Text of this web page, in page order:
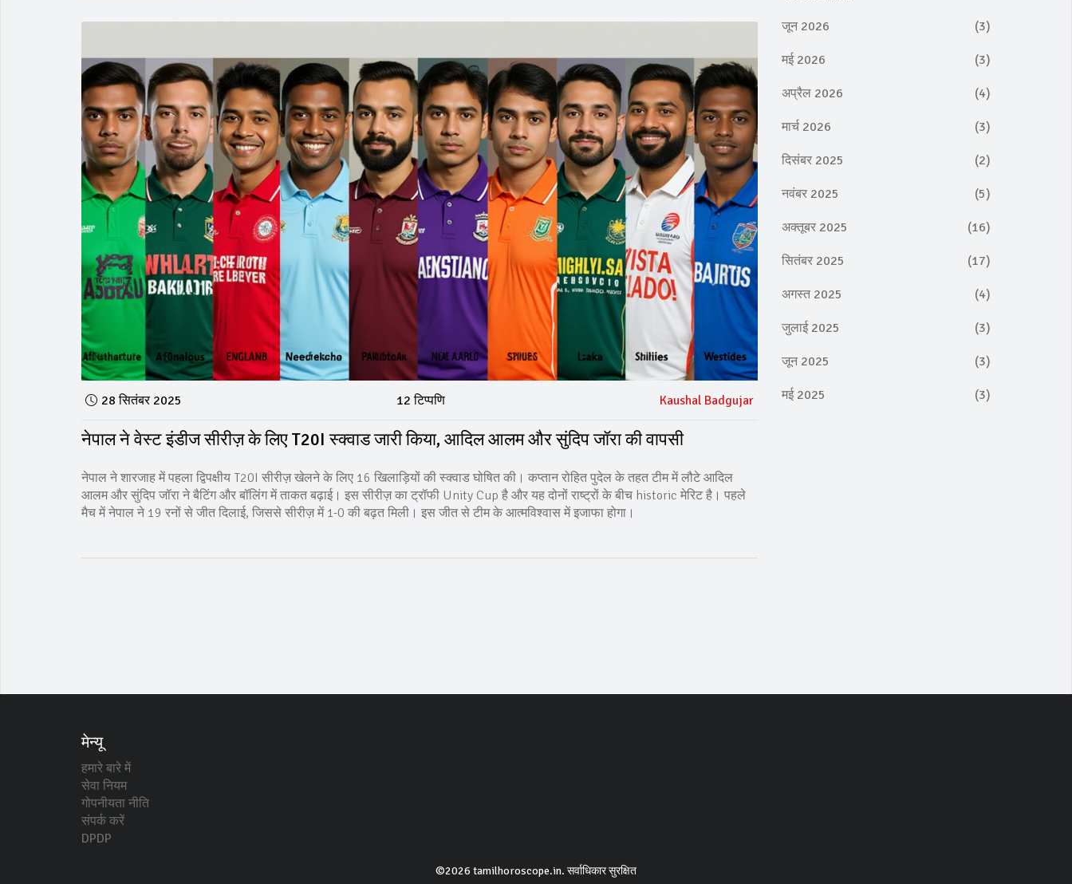
28 सितंबर 2025 12 टिप्पणि Kaushal Badgujar
नेपाल ने वेस्ट इंडीज सीरीज़ के लिए T20I स्क्वाड जारी किया, आदिल आलम और सुंदिप जॉरा की वापसी
नेपाल ने शारजाह में पहला द्विपक्षीय T20I सीरीज़ खेलने के लिए 16 खिलाड़ियों की स्क्वाड घोषित की। कप्तान रोहित पुदेल के तहत टीम में लौटे आदिल
आलम और सुंदिप जॉरा ने बैटिंग और बॉलिंग में ताकत बढ़ाई। इस सीरीज़ का ट्रॉफी Unity Cup है और यह दोनों राष्ट्रों के बीच historic मेरिट है। पहले
मैच में नेपाल ने 19 रनों से जीत दिलाई, जिससे सीरीज़ में 1-0 की बढ़त मिली। इस जीत से टीम के आत्मविश्वास में इजाफा होगा।
जून 2026 (3)
मई 2026 (3)
अप्रैल 2026 (4)
मार्च 2026 (3)
दिसंबर 2025 (2)
नवंबर 2025 (5)
अक्तूबर 2025 (16)
सितंबर 2025 (17)
अगस्त 2025 (4)
जुलाई 2025 (3)
जून 2025 (3)
मई 2025 (3)
मेन्यू
हमारे बारे में
सेवा नियम
गोपनीयता नीति
संपर्क करें
DPDP
©2026 tamilhoroscope.in. सर्वाधिकार सुरक्षित